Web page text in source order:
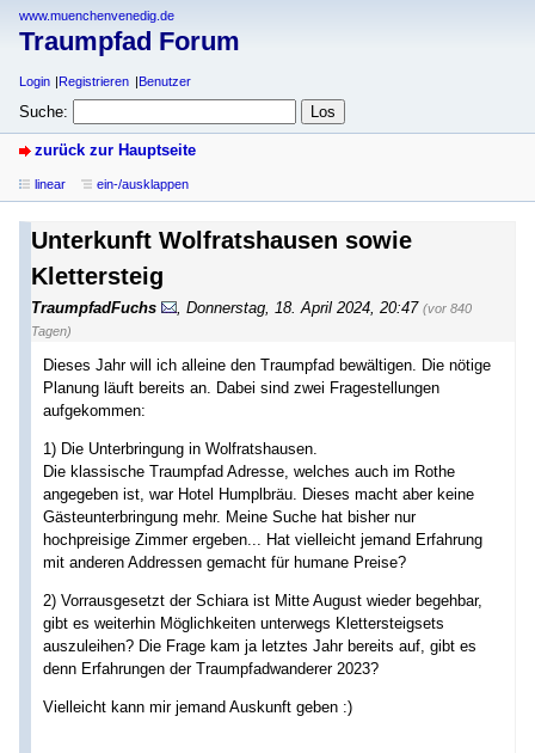
www.muenchenvenedig.de
Traumpfad Forum
Login Registrieren Benutzer
Suche:
zurück zur Hauptseite
linear ein-/ausklappen
Unterkunft Wolfratshausen sowie
Klettersteig
TraumpfadFuchs Donnerstag, 18. April 2024, 20:47 (vor 840
Tagen)
Dieses Jahr will ich alleine den Traumpfad bewältigen. Die nötige
Planung läuft bereits an. Dabei sind zwei Fragestellungen
aufgekommen:
1) Die Unterbringung in Wolfratshausen.
Die klassische Traumpfad Adresse, welches auch im Rothe
angegeben ist, war Hotel Humplbräu. Dieses macht aber keine
Gästeunterbringung mehr. Meine Suche hat bisher nur
hochpreisige Zimmer ergeben... Hat vielleicht jemand Erfahrung
mit anderen Addressen gemacht für humane Preise?
2) Vorrausgesetzt der Schiara ist Mitte August wieder begehbar,
gibt es weiterhin Möglichkeiten unterwegs Klettersteigsets
auszuleihen? Die Frage kam ja letztes Jahr bereits auf, gibt es
denn Erfahrungen der Traumpfadwanderer 2023?
Vielleicht kann mir jemand Auskunft geben :)